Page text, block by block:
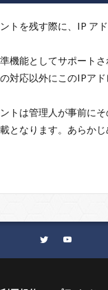
トを残す際に、IP ア
機能としてサポートさ
対応以外にこのIPアド
トは管理人が事前にそ
となります。あらかじ